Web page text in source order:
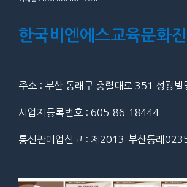
한국비엔에스교육문화
주소 : 부산 동래구 충렬대로 351 성광
사업자등록번호 : 605-86-18444
통신판매업신고 : 제2013-부산동래